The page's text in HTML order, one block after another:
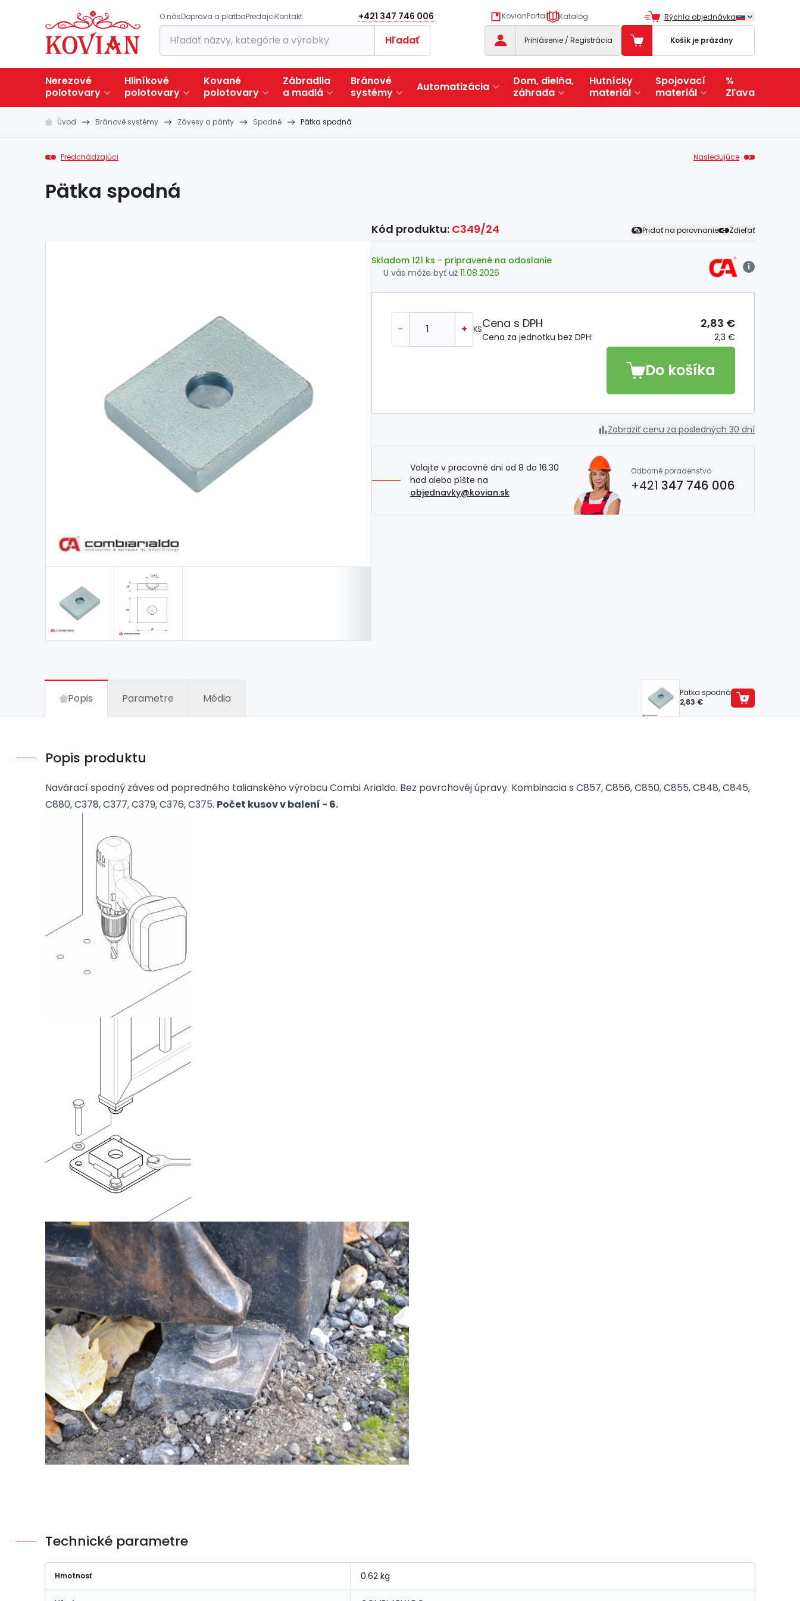
O násDoprava a platbaPredajciKontakt +421 347 746 006 KovianPortal Katalóg Rýchla objednávka
Hľadať Prihlásenie / Registrácia Košík je prázdny
Nerezové
polotovary
Hliníkové
polotovary
Kované
polotovary
Zábradlia
a madlá
Bránové
systémy
Automatizácia
Dom, dielňa,
záhrada
Hutnícky
materiál
Spojovací
materiál
%
Zľava
Úvod Bránové systémy Závesy a pánty Spodné Pätka spodná
Predchádzajúci Nasledujúce
Pätka spodná
Kód produktu: C349/24 Pridať na porovnanie Zdieľať
Skladom 121 ks - pripravené na odoslanie
U vás môže byť už 11.08.2026
i
- + KS
Cena za jednotku bez DPH: 2,3 €
Cena s DPH 2,83 €
Do košíka
Zobraziť cenu za posledných 30 dní
Volajte v pracovné dni od 8 do 16.30
hod alebo píšte na
objednavky@kovian.sk
Odborné poradenstvo
+421 347 746 006
Popis Parametre Média
Pätka spodná
2,83 €
Popis produktu
Navárací spodný záves od popredného talianského výrobcu Combi Arialdo. Bez povrchovéj úpravy. Kombinacia s C857, C856, C850, C855, C848, C845,
C880, C378, C377, C379, C376, C375. Počet kusov v balení - 6.
Technické parametre
Hmotnosť 0.62 kg